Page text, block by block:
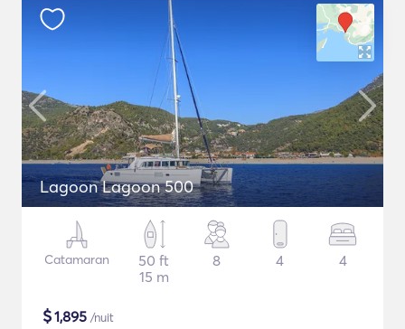
Lagoon Lagoon 500
Catamaran
50 ft
15 m
8 4 4
$1,895 /nuit